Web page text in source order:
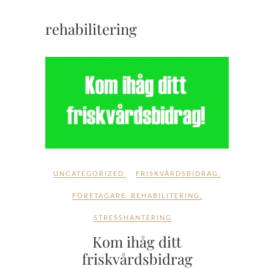
rehabilitering
UNCATEGORIZED FRISKVÅRDSBIDRAG
FÖRETAGARE REHABILITERING
STRESSHANTERING
Kom ihåg ditt
friskvårdsbidrag